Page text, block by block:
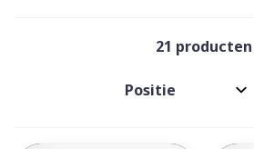
21 producten
Sorteer op: